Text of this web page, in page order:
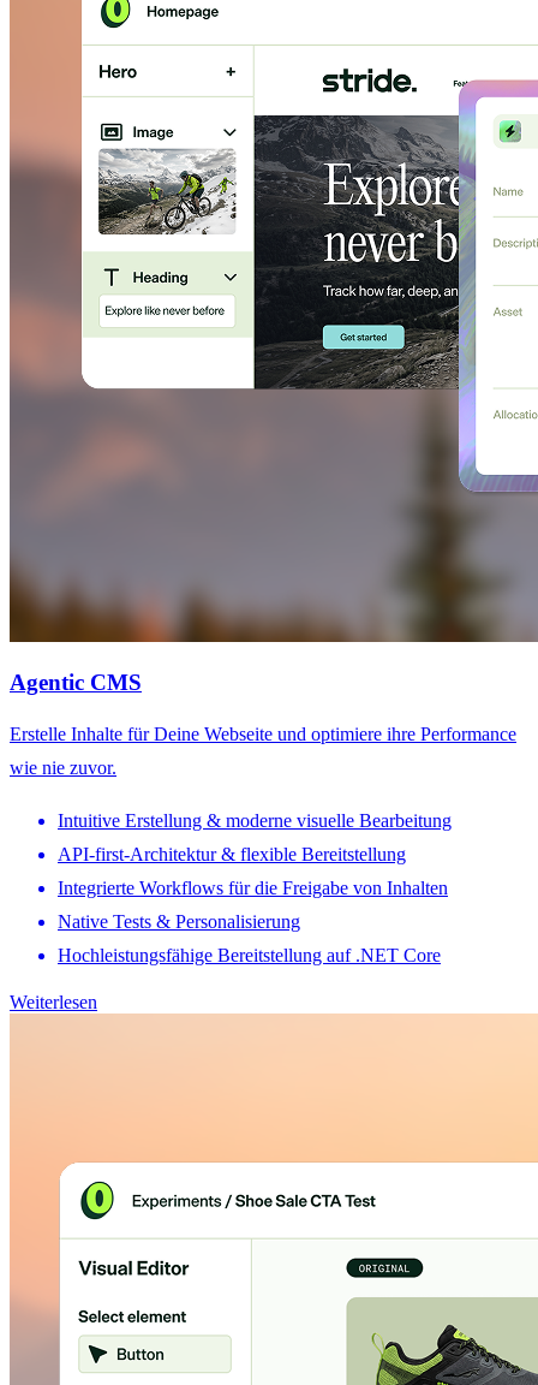
Agentic CMS
Erstelle Inhalte für Deine Webseite und optimiere ihre Performance
wie nie zuvor.
Intuitive Erstellung & moderne visuelle Bearbeitung
API-first-Architektur & flexible Bereitstellung
Integrierte Workflows für die Freigabe von Inhalten
Native Tests & Personalisierung
Hochleistungsfähige Bereitstellung auf .NET Core
Weiterlesen